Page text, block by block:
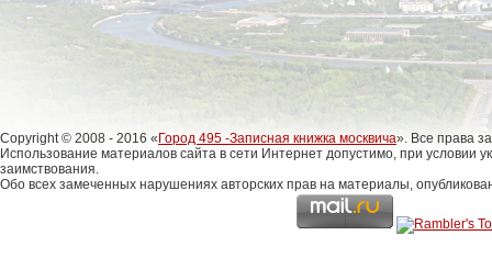
Copyright © 2008 - 2016 « Город 495 -Записная книжка москвича». Все права
Использование материалов сайта в сети Интернет допустимо, при условии
заимствования.
Обо всех замеченных нарушениях авторских прав на материалы,